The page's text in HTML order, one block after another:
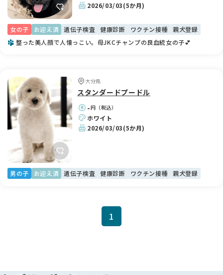
2026/03/03(5か月)
女の子 お迎え済 遺伝子検査 健康診断 ワクチン接種
親犬登録
整った美人顔で人懐っこい。母JKCチャンプの良血統女の子💕
大分県
スタンダードプードル
-円（税込）
ホワイト
2026/03/03(5か月)
男の子 お迎え済 遺伝子検査 健康診断 ワクチン接種 親犬登録
1